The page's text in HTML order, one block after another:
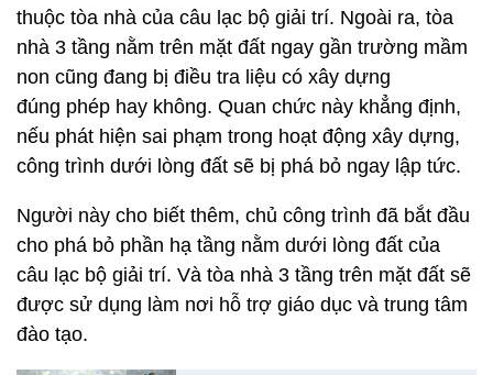
thuộc tòa nhà của câu lạc bộ giải trí. Ngoài ra, tòa
nhà 3 tầng nằm trên mặt đất ngay gần trường mầm
non cũng đang bị điều tra liệu có xây dựng
đúng phép hay không. Quan chức này khẳng định,
nếu phát hiện sai phạm trong hoạt động xây dựng,
công trình dưới lòng đất sẽ bị phá bỏ ngay lập tức.
Người này cho biết thêm, chủ công trình đã bắt đầu
cho phá bỏ phần hạ tầng nằm dưới lòng đất của
câu lạc bộ giải trí. Và tòa nhà 3 tầng trên mặt đất sẽ
được sử dụng làm nơi hỗ trợ giáo dục và trung tâm
đào tạo.